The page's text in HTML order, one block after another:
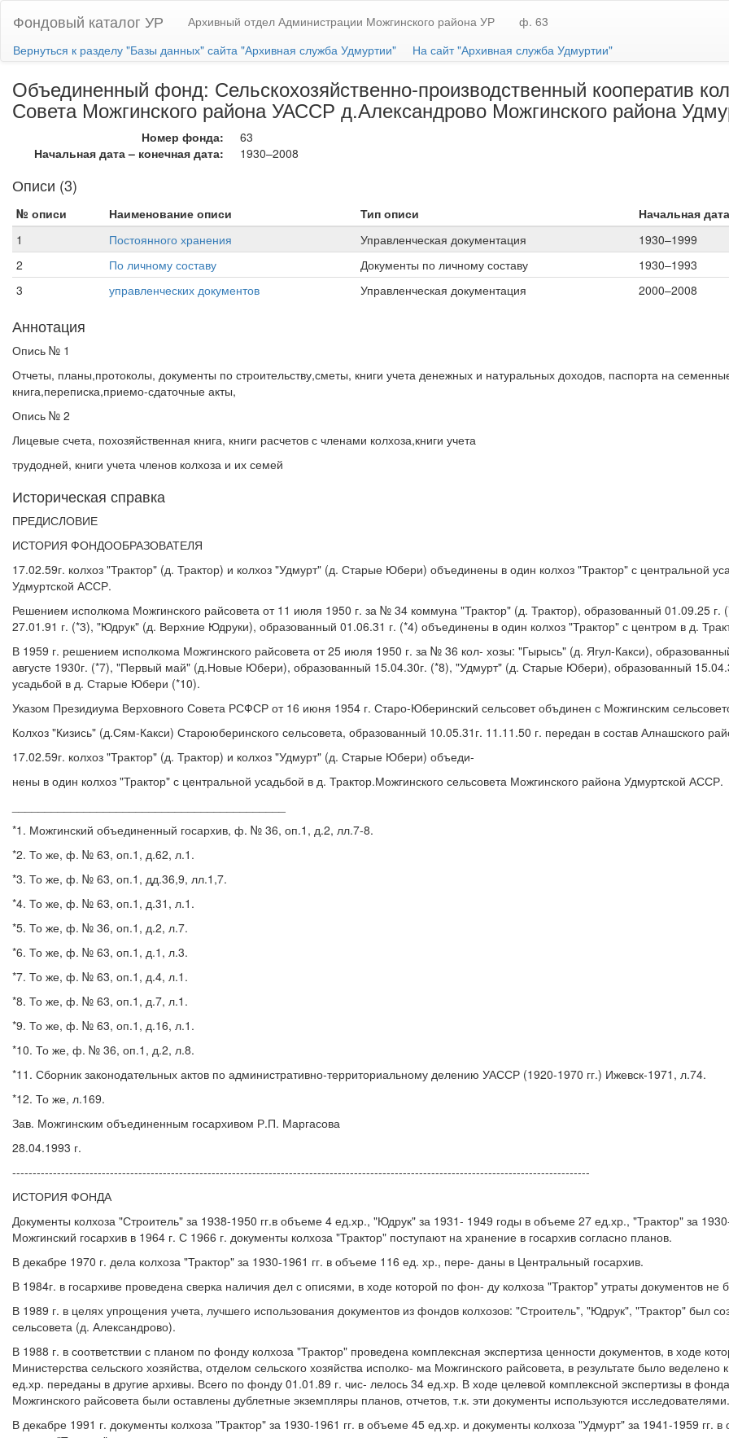
Фондовый каталог УР Архивный отдел Администрации Можгинского района УР
ф. 63
Вернуться к разделу "Базы данных" сайта "Архивная служба Удмуртии"
На сайт "Архивная служба Удмуртии"
Объединенный фонд: Сельскохозяйственно-производственный кооператив
Совета Можгинского района УАССР д.Александрово Можгинского района
Номер фонда:
63
Начальная дата – конечная дата:
1930–2008
Описи (3)
№ описи Наименование описи Тип описи Начальная
1
Постоянного хранения Управленческая документация
1930–1999
2
По личному составу Документы по личному составу
1930–1993
3
управленческих документов Управленческая документация 2000–2008
Аннотация
Опись № 1
Отчеты, планы,протоколы, документы по строительству,сметы, книги учета денежных и натуральных доходов, паспорта на
книга,переписка,приемо-сдаточные акты,
Опись № 2
Лицевые счета, похозяйственная книга, книги расчетов с членами колхоза,книги учета
трудодней, книги учета членов колхоза и их семей
Историческая справка
ПРЕДИСЛОВИЕ
ИСТОРИЯ ФОНДООБРАЗОВАТЕЛЯ
17.02.59г. колхоз "Трактор" (д. Трактор) и колхоз "Удмурт" (д. Старые Юбери) объединены в один колхоз "Трактор" с центральной
Удмуртской АССР.
Решением исполкома Можгинского райсовета от 11 июля 1950 г. за № 34 коммуна "Трактор" (д. Трактор), образованный 01.09.25 г.
27.01.91 г. (*3), "Юдрук" (д. Верхние Юдруки), образованный 01.06.31 г. (*4) объединены в один колхоз "Трактор" с центром в д.
В 1959 г. решением исполкома Можгинского райсовета от 25 июля 1950 г. за № 36 кол- хозы: "Гырысь" (д. Ягул-Какси),
августе 1930г. (*7), "Первый май" (д.Новые Юбери), образованный 15.04.30г. (*8), "Удмурт" (д. Старые Юбери), образованный
усадьбой в д. Старые Юбери (*10).
Указом Президиума Верховного Совета РСФСР от 16 июня 1954 г. Старо-Юберинский сельсовет объдинен с Можгинским
Колхоз "Кизись" (д.Сям-Какси) Староюберинского сельсовета, образованный 10.05.31г. 11.11.50 г. передан в состав Алнашского
17.02.59г. колхоз "Трактор" (д. Трактор) и колхоз "Удмурт" (д. Старые Юбери) объеди-
нены в один колхоз "Трактор" с центральной усадьбой в д. Трактор.Можгинского сельсовета Можгинского района Удмуртской АССР.
*1. Можгинский объединенный госархив, ф. № 36, оп.1, д.2, лл.7-8.
*2. То же, ф. № 63, оп.1, д.62, л.1.
*3. То же, ф. № 63, оп.1, дд.36,9, лл.1,7.
*4. То же, ф. № 63, оп.1, д.31, л.1.
*5. То же, ф. № 36, оп.1, д.2, л.7.
*6. То же, ф. № 63, оп.1, д.1, л.3.
*7. То же, ф. № 63, оп.1, д.4, л.1.
*8. То же, ф. № 63, оп.1, д.7, л.1.
*9. То же, ф. № 63, оп.1, д.16, л.1.
*10. То же, ф. № 36, оп.1, д.2, л.8.
*11. Сборник законодательных актов по административно-территориальному делению УАССР (1920-1970 гг.) Ижевск-1971, л.74.
*12. То же, л.169.
Зав. Можгинским объединенным госархивом Р.П. Маргасова
28.04.1993 г.
----------------------------------------------------------------------------------------------------------------------------------------------
ИСТОРИЯ ФОНДА
Документы колхоза "Строитель" за 1938-1950 гг.в объеме 4 ед.хр., "Юдрук" за 1931- 1949 годы в объеме 27 ед.хр., "Трактор" за
Можгинский госархив в 1964 г. С 1966 г. документы колхоза "Трактор" поступают на хранение в госархив согласно планов.
В декабре 1970 г. дела колхоза "Трактор" за 1930-1961 гг. в объеме 116 ед. хр., пере- даны в Центральный госархив.
В 1984г. в госархиве проведена сверка наличия дел с описями, в ходе которой по фон- ду колхоза "Трактор" утраты документов
В 1989 г. в целях упрощения учета, лучшего использования документов из фондов колхозов: "Строитель", "Юдрук", "Трактор" был
сельсовета (д. Александрово).
В 1988 г. в соответствии с планом по фонду колхоза "Трактор" проведена комплексная экспертиза ценности документов, в ходе
Министерства сельского хозяйства, отделом сельского хозяйства исполко- ма Можгинского райсовета, в результате было
ед.хр. переданы в другие архивы. Всего по фонду 01.01.89 г. чис- лелось 34 ед.хр. В ходе целевой комплексной экспертизы в
Можгинского райсовета были оставлены дублетные экземпляры планов, отчетов, т.к. эти документы используются исследователями.
В декабре 1991 г. документы колхоза "Трактор" за 1930-1961 гг. в объеме 45 ед.хр. и документы колхоза "Удмурт" за 1941-1959